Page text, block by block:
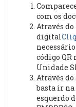
com os
Através
digital
código
Unidade
Através do
basta ir na
esquerdo